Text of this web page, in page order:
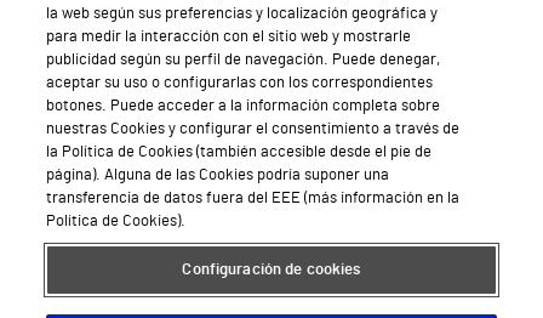
Quiénes somos
Trabajar en Vithas
Teléfono Cita Médica
Teléfono Atención al Cliente
Política de seguridad y salud en el trabajo
Conoce a Supervita
la web según sus preferencias y localización geográfica y
para medir la interacción con el sitio web y mostrarle
publicidad según su perfil de navegación. Puede denegar,
aceptar su uso o configurarlas con los correspondientes
botones. Puede acceder a la información completa sobre
nuestras Cookies y configurar el consentimiento a través de
la Política de Cookies (también accesible desde el pie de
página). Alguna de las Cookies podría suponer una
transferencia de datos fuera del EEE (más información en la
Política de Cookies).
Configuración de cookies